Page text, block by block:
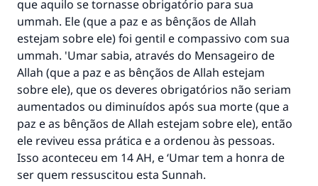
que aquilo se tornasse obrigatório para sua
ummah. Ele (que a paz e as bênçãos de Allah
estejam sobre ele) foi gentil e compassivo com sua
ummah. 'Umar sabia, através do Mensageiro de
Allah (que a paz e as bênçãos de Allah estejam
sobre ele), que os deveres obrigatórios não seriam
aumentados ou diminuídos após sua morte (que a
paz e as bênçãos de Allah estejam sobre ele), então
ele reviveu essa prática e a ordenou às pessoas.
Isso aconteceu em 14 AH, e ‘Umar tem a honra de
ser quem ressuscitou esta Sunnah.
A resposta n° 110845 salvou um